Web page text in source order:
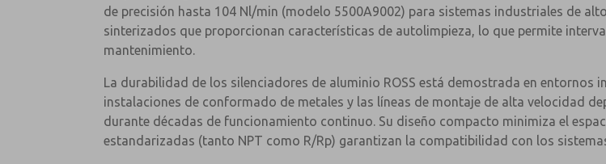
de precisión hasta 104 Nl/min (modelo 5500A9002) para sistemas industriales de
sinterizados que proporcionan características de autolimpieza, lo que permite
mantenimiento.
La durabilidad de los silenciadores de aluminio ROSS está demostrada en entornos
instalaciones de conformado de metales y las líneas de montaje de alta velocidad
durante décadas de funcionamiento continuo. Su diseño compacto minimiza el
estandarizadas (tanto NPT como R/Rp) garantizan la compatibilidad con los